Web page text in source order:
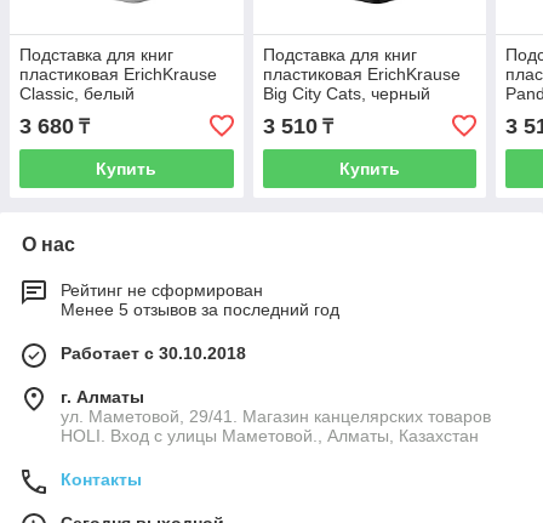
Подставка для книг
пластиковая ErichKrause
Classic, белый
3 680 ₸
Купить
Подставка для книг
пластиковая ErichKrause
Big City Cats, черный
3 510₸
Купить
3
О нас
Рейтинг не сформирован
Менее 5 отзывов за последний год
Работает с 30.10.2018
г. Алматы
ул. Маметовой, 29/41. Магазин канцелярских товаров
HOLI. Вход с улицы Маметовой., Алматы, Казахстан
Контакты